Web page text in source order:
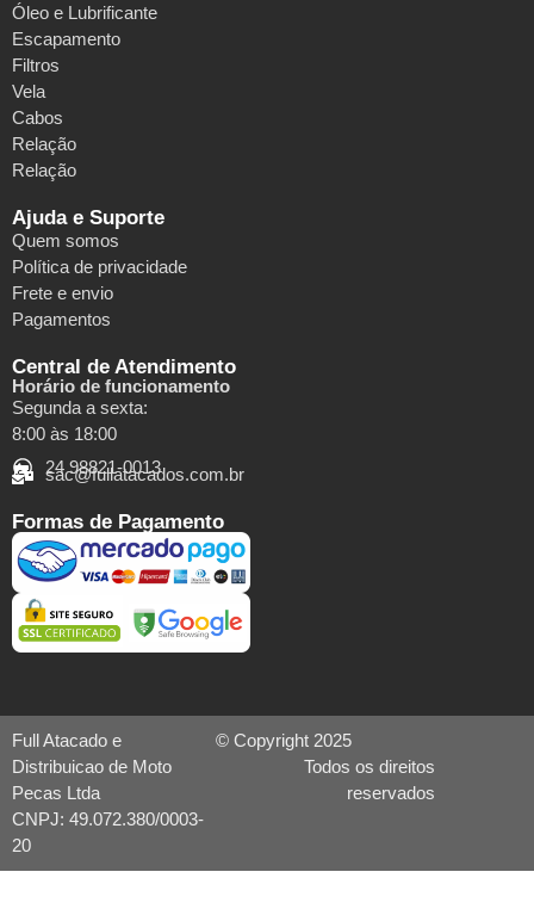
Óleo e Lubrificante
Escapamento
Filtros
Vela
Cabos
Relação
Relação
Ajuda e Suporte
Quem somos
Política de privacidade
Frete e envio
Pagamentos
Central de Atendimento
Horário de funcionamento
Segunda a sexta:
8:00 às 18:00
24 98821-0013
sac@fullatacados.com.br
Formas de Pagamento
Full Atacado e
Distribuicao de Moto
Pecas Ltda
CNPJ: 49.072.380/0003-
20
© Copyright 2025
Todos os direitos
reservados